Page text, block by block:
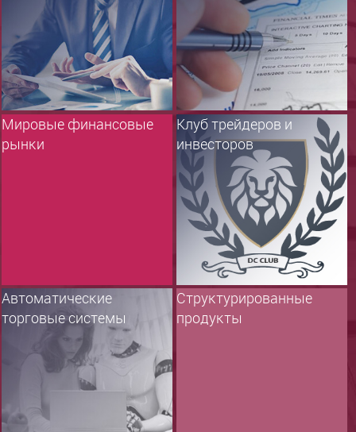
Мировые финансовые
рынки
Клуб трейдеров и
инвесторов
Автоматические
торговые системы
Структурированные
продукты